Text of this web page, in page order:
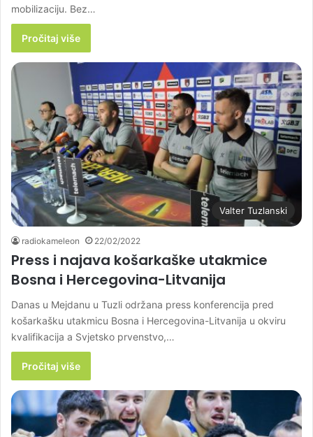
mobilizaciju. Bez…
Pročitaj više
Valter Tuzlanski
radiokameleon 22/02/2022
Press i najava košarkaške utakmice
Bosna i Hercegovina-Litvanija
Danas u Mejdanu u Tuzli održana press konferencija pred
košarkašku utakmicu Bosna i Hercegovina-Litvanija u okviru
kvalifikacija a Svjetsko prvenstvo,…
Pročitaj više